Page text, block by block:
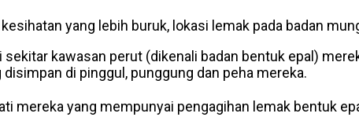
yang lebih buruk, lokasi lemak pada badan
kawasan perut (dikenali badan bentuk epal)
di pinggul, punggung dan peha mereka.
mereka yang mempunyai pengagihan lemak bentuk